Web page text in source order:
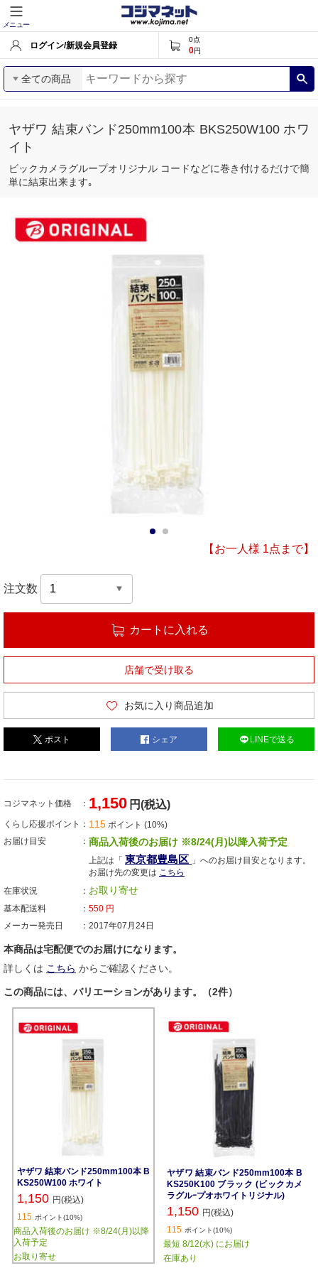
メニュー
ログイン/新規会員登録
0点
0円
全ての商品
ヤザワ 結束バンド250mm100本 BKS250W100 ホワ
イト
ビックカメラグループオリジナル コードなどに巻き付けるだけで簡
単に結束出来ます｡
【お一人様 1点まで】
注文数
カートに入れる
店舗で受け取る
お気に入り商品追加
ポスト シェア LINEで送る
コジマネット価格 1,150 円(税込)
くらし応援ポイント 115 ポイント (10%)
お届け目安
商品入荷後のお届け ※8/24(月)以降入荷予定
上記は「 東京都豊島区 」へのお届け目安となります。
お届け先の変更は こちら
在庫状況
お取り寄せ
基本配送料 550 円
メーカー発売日
2017年07月24日
本商品は宅配便でのお届けになります。
詳しくは こちら からご確認ください。
この商品には、バリエーションがあります。（2件）
ヤザワ 結束バンド250mm100本 B
KS250W100 ホワイト
1,150 円(税込)
115 ポイント(10%)
商品入荷後のお届け ※8/24(月)以降
入荷予定
お取り寄せ
ヤザワ 結束バンド250mm100本 B
KS250K100 ブラック (ビックカメ
ラグルｰプオホワイトリジナル)
1,150 円(税込)
115 ポイント(10%)
最短 8/12(水) にお届け
在庫あり